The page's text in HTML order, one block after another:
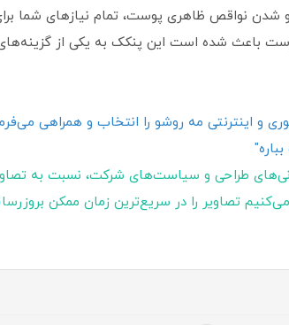
نواقص ظاهری پوست، تمام نیازهای شما برای
باعث شده است این پنکک به یکی از
اینترنتی مه روشو را انتخاب و همراهی
طراحی و سیاست‌های شرکت، نسبت به
تصاویر را در سریع‌ترین زمان ممکن